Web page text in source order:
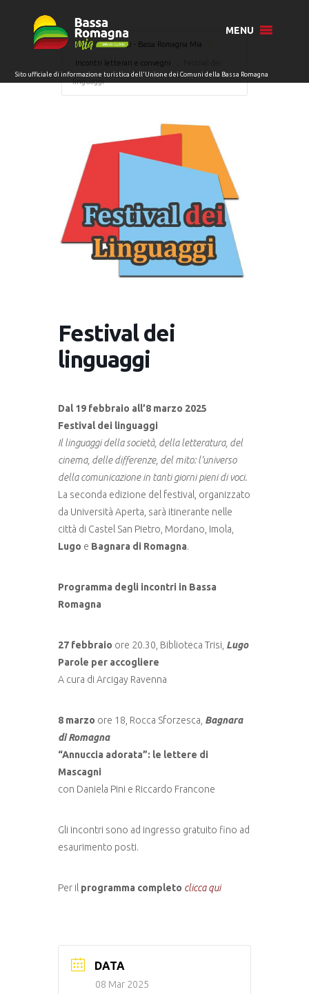
MENU
Home Eventi - Bassa Romagna Mia
Incontri letterari e convegni
linguaggi
Festival dei
linguaggi
Dal 19 febbraio all’8 marzo 2025
Festival dei linguaggi
Il linguaggi della società, della letteratura, del
cinema, delle differenze, del mito: l’universo
della comunicazione in tanti giorni pieni di voci.
La seconda edizione del festival, organizzato
da Università Aperta, sarà itinerante nelle
città di Castel San Pietro, Mordano, Imola,
Lugo e Bagnara di Romagna.
Programma degli incontri in Bassa
Romagna
27 febbraio ore 20.30, Biblioteca Trisi, Lugo
Parole per accogliere
A cura di Arcigay Ravenna
8 marzo ore 18, Rocca Sforzesca, Bagnara
di Romagna
“Annuccia adorata”: le lettere di
Mascagni
con Daniela Pini e Riccardo Francone
Gli incontri sono ad ingresso gratuito fino ad
esaurimento posti.
Per il programma completo clicca qui
DATA
08 Mar 2025